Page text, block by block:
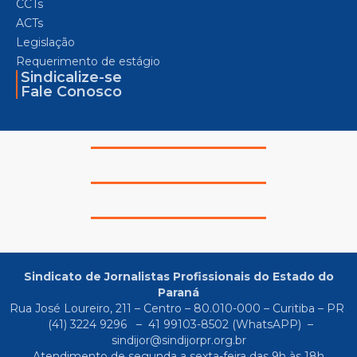
CCTs
ACTs
Legislação
Requerimento de estágio
Sindicalize-se
Fale Conosco
Sindicato de Jornalistas Profissionais do Estado do
Paraná
Rua José Loureiro, 211 – Centro – 80.010-000 – Curitiba – PR
(41) 3224 9296
– 41 99103-8502(WhatsAPP) –
sindijor@sindijorpr.org.br